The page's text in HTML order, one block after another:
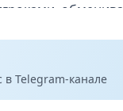
Рыбалка
на
Звуковые
Telegram-канале